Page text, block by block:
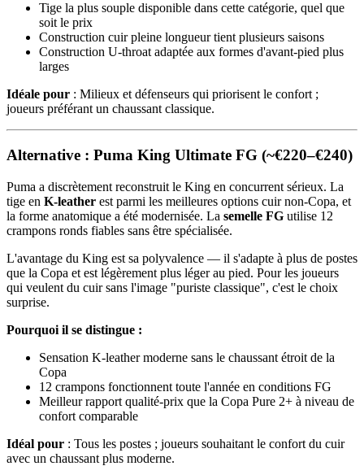
Tige la plus souple disponible dans cette catégorie, quel que
soit le prix
Construction cuir pleine longueur tient plusieurs saisons
Construction U-throat adaptée aux formes d'avant-pied plus
larges
Idéale pour : Milieux et défenseurs qui priorisent le confort ;
joueurs préférant un chaussant classique.
Alternative : Puma King Ultimate FG (~€220–€240)
Puma a discrètement reconstruit le King en concurrent sérieux. La
tige en K-leather est parmi les meilleures options cuir non-Copa, et
la forme anatomique a été modernisée. La semelle FG utilise 12
crampons ronds fiables sans être spécialisée.
L'avantage du King est sa polyvalence — il s'adapte à plus de postes
que la Copa et est légèrement plus léger au pied. Pour les joueurs
qui veulent du cuir sans l'image "puriste classique", c'est le choix
surprise.
Pourquoi il se distingue :
Sensation K-leather moderne sans le chaussant étroit de la
Copa
12 crampons fonctionnent toute l'année en conditions FG
Meilleur rapport qualité-prix que la Copa Pure 2+ à niveau de
confort comparable
Idéal pour : Tous les postes ; joueurs souhaitant le confort du cuir
avec un chaussant plus moderne.